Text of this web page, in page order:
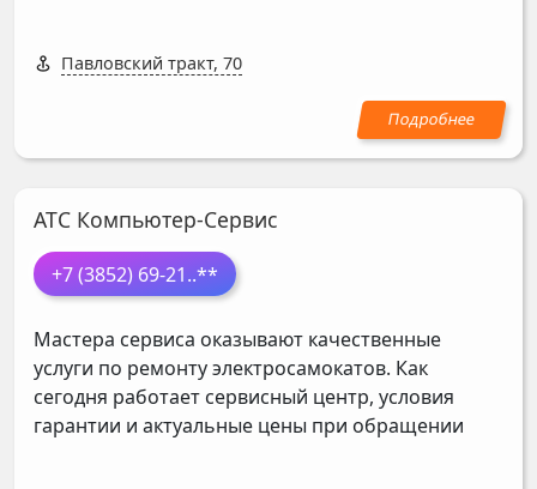
Павловский тракт, 70
АТС Компьютер-Сервис
+7 (3852) 69-21..**
Мастера сервиса оказывают качественные
услуги по ремонту электросамокатов. Как
сегодня работает сервисный центр, условия
гарантии и актуальные цены при обращении